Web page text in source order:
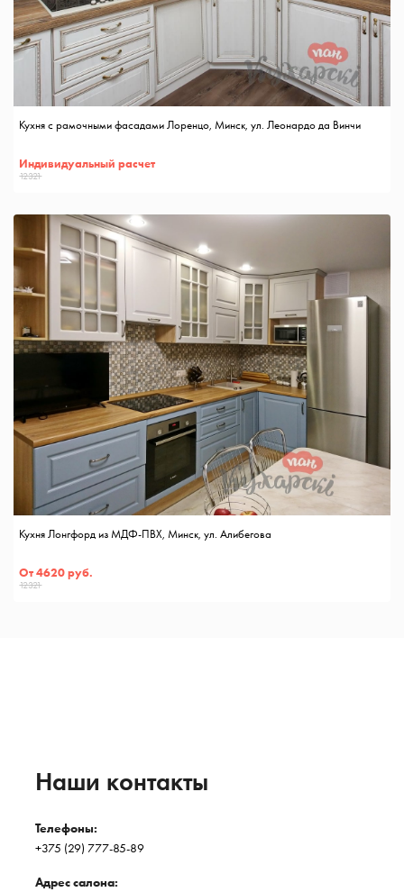
Кухня с рамочными фасадами Лоренцо, Минск, ул. Леонардо да Винчи
Индивидуальный расчет
12321
Кухня Лонгфорд из МДФ-ПВХ, Минск, ул. Алибегова
От 4620 руб.
12321
Наши контакты
Телефоны:
+375 (29) 777-85-89
Адрес салона: